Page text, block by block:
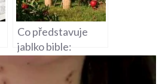
Co představuje
jablko bible:
Význam a
symbolika v